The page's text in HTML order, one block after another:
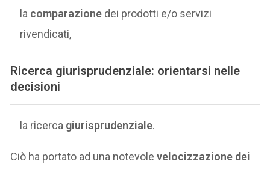
la comparazione dei prodotti e/o servizi
rivendicati,
Ricerca giurisprudenziale: orientarsi nelle
decisioni
la ricerca giurisprudenziale.
Ciò ha portato ad una notevolevelocizzazione dei